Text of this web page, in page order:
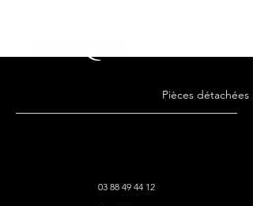
Pièces détachées
03 88 49 44 12